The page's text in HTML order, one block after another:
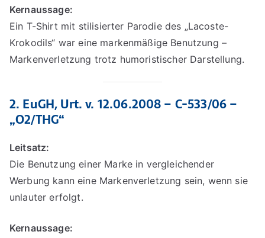
Kernaussage:
Ein T-Shirt mit stilisierter Parodie des „Lacoste-
Krokodils“ war eine markenmäßige Benutzung –
Markenverletzung trotz humoristischer Darstellung.
2. EuGH, Urt. v. 12.06.2008 – C-533/06 –
„O2/THG“
Leitsatz:
Die Benutzung einer Marke in vergleichender
Werbung kann eine Markenverletzung sein, wenn sie
unlauter erfolgt.
Kernaussage: